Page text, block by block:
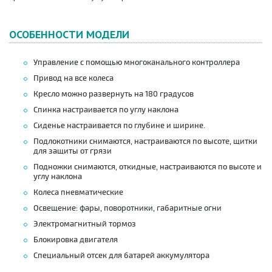
ОСОБЕННОСТИ МОДЕЛИ
Управление с помощью многоканального контроллера
Привод на все колеса
Кресло можно развернуть на 180 градусов
Спинка настраивается по углу наклона
Сиденье настраивается по глубине и ширине.
Подлокотники снимаются, настраиваются по высоте, щитки
для защиты от грязи
Подножки снимаются, откидные, настраиваются по высоте и
углу наклона
Колеса пневматические
Освещение: фары, поворотники, габаритные огни
Электромагнитный тормоз
Блокировка двигателя
Специальный отсек для батарей аккумулятора